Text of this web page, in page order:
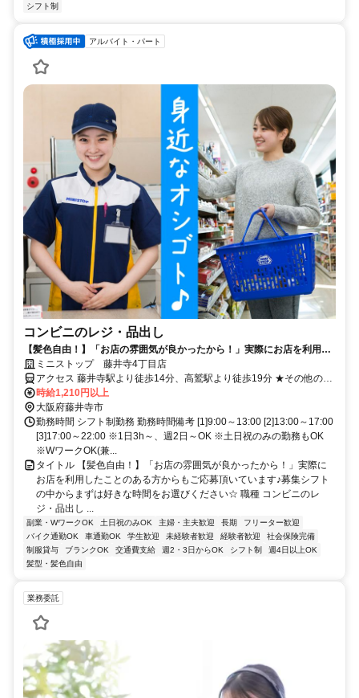
シフト制
アルバイト・パート
コンビニのレジ・品出し
【髪色自由！】「お店の雰囲気が良かったから！」実際にお店を利用し
たことのある方からもご応募頂いています♪募集シフトの中からまずは好
きな時間をお選びください☆
ミニストップ 藤井寺4丁目店
アクセス 藤井寺駅より徒歩14分、高鷲駅より徒歩19分 ★その他のア
クセス可能駅/古市駅、恵我ノ荘駅、土師ノ里駅 ★府道190号線沿
い、仲哀陵近く
時給1,210円以上
大阪府藤井寺市
勤務時間 シフト制勤務 勤務時間備考 [1]9:00～13:00 [2]13:00～17:00
[3]17:00～22:00 ※1日3h～、週2日～OK ※土日祝のみの勤務もOK
※WワークOK(兼...
タイトル 【髪色自由！】「お店の雰囲気が良かったから！」実際に
お店を利用したことのある方からもご応募頂いています♪募集シフト
の中からまずは好きな時間をお選びください☆ 職種 コンビニのレ
ジ・品出し ...
副業・WワークOK 土日祝のみOK 主婦・主夫歓迎 長期
フリーター歓迎
バイク通勤OK
車通勤OK 学生歓迎 未経験者歓迎 経験者歓迎
社会保険完備
制服貸与
ブランクOK 交通費支給 週2・3日からOK シフト制
週4日以上OK
髪型・髪色自由
業務委託